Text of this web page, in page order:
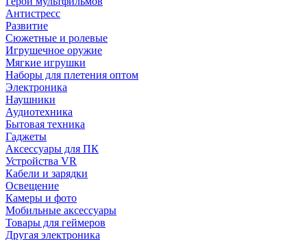
Антистресс
Развитие
Сюжетные и ролевые
Игрушечное оружие
Мягкие игрушки
Наборы для плетения оптом
Электроника
Наушники
Аудиотехника
Бытовая техника
Гаджеты
Аксессуары для ПК
Устройства VR
Кабели и зарядки
Освещение
Камеры и фото
Мобильные аксессуары
Товары для геймеров
Другая электроника